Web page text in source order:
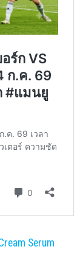
Serum